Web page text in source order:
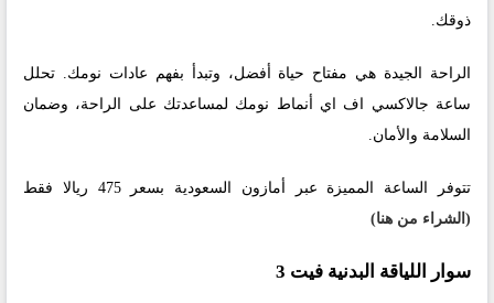
ذوقك.
الراحة الجيدة هي مفتاح حياة أفضل، وتبدأ بفهم عادات نومك. تحلل
ساعة جالاكسي اف اي أنماط نومك لمساعدتك على الراحة، وضمان
السلامة والأمان.
تتوفر الساعة المميزة عبر أمازون السعودية بسعر 475 ريالا فقط
(الشراء من هنا)
سوار اللياقة البدنية فيت 3